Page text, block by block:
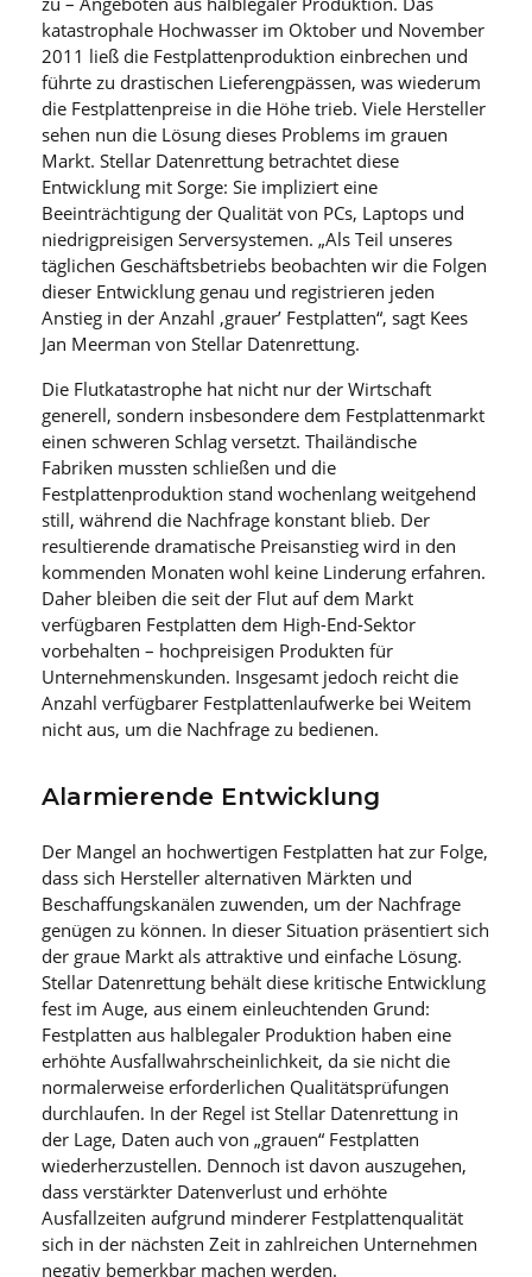
katastrophale Hochwasser im Oktober und November
2011 ließ die Festplattenproduktion einbrechen und
führte zu drastischen Lieferengpässen, was wiederum
die Festplattenpreise in die Höhe trieb. Viele Hersteller
sehen nun die Lösung dieses Problems im grauen
Markt. Stellar Datenrettung betrachtet diese
Entwicklung mit Sorge: Sie impliziert eine
Beeinträchtigung der Qualität von PCs, Laptops und
niedrigpreisigen Serversystemen. „Als Teil unseres
täglichen Geschäftsbetriebs beobachten wir die Folgen
dieser Entwicklung genau und registrieren jeden
Anstieg in der Anzahl ‚grauer’ Festplatten“, sagt Kees
Jan Meerman von Stellar Datenrettung.
Die Flutkatastrophe hat nicht nur der Wirtschaft
generell, sondern insbesondere dem Festplattenmarkt
einen schweren Schlag versetzt. Thailändische
Fabriken mussten schließen und die
Festplattenproduktion stand wochenlang weitgehend
still, während die Nachfrage konstant blieb. Der
resultierende dramatische Preisanstieg wird in den
kommenden Monaten wohl keine Linderung erfahren.
Daher bleiben die seit der Flut auf dem Markt
verfügbaren Festplatten dem High-End-Sektor
vorbehalten – hochpreisigen Produkten für
Unternehmenskunden. Insgesamt jedoch reicht die
Anzahl verfügbarer Festplattenlaufwerke bei Weitem
nicht aus, um die Nachfrage zu bedienen.
Alarmierende Entwicklung
Der Mangel an hochwertigen Festplatten hat zur Folge,
dass sich Hersteller alternativen Märkten und
Beschaffungskanälen zuwenden, um der Nachfrage
genügen zu können. In dieser Situation präsentiert sich
der graue Markt als attraktive und einfache Lösung.
Stellar Datenrettung behält diese kritische Entwicklung
fest im Auge, aus einem einleuchtenden Grund:
Festplatten aus halblegaler Produktion haben eine
erhöhte Ausfallwahrscheinlichkeit, da sie nicht die
normalerweise erforderlichen Qualitätsprüfungen
durchlaufen. In der Regel ist Stellar Datenrettung in
der Lage, Daten auch von „grauen“ Festplatten
wiederherzustellen. Dennoch ist davon auszugehen,
dass verstärkter Datenverlust und erhöhte
Ausfallzeiten aufgrund minderer Festplattenqualität
sich in der nächsten Zeit in zahlreichen Unternehmen
negativ bemerkbar machen werden.